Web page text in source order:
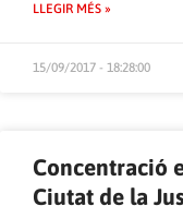
LLEGIR MÉS »
15/09/2017 - 18:28:00
Concentració
Ciutat de la